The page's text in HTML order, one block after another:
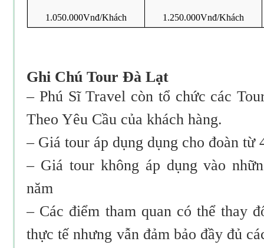
1.050.000Vnđ/Khách 1.250.000Vnđ/Khách
Ghi Chú Tour Đà Lạt
– Phú Sĩ Travel còn tổ chức các
Theo Yêu Cầu của khách hàng.
– Giá tour áp dụng dụng cho đoàn từ
– Giá tour không áp dụng vào
năm
– Các điểm tham quan có thể thay
thực tế nhưng vẫn đảm bảo đầy đủ